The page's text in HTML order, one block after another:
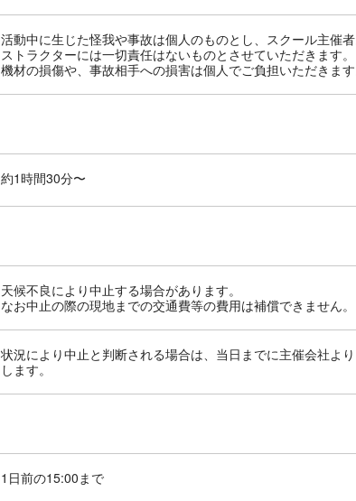
活動中に生じた怪我や事故は個人のものとし、スクール主催
ストラクターには一切責任はないものとさせていただきます。
機材の損傷や、事故相手への損害は個人でご負担いただきます
約1時間30分〜
天候不良により中止する場合があります。
なお中止の際の現地までの交通費等の費用は補償できません。
状況により中止と判断される場合は、当日までに主催会社よ
します。
1日前の15:00まで